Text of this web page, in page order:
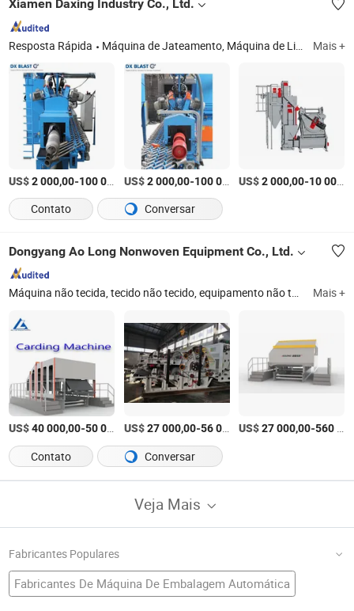
Hidráulico, Parada
para Uso em Oficina e
Fábrica
Xiamen Daxing Industry Co., Ltd.
Resposta Rápida Máquina de Jateamento, Máquina de Limpeza por Jateamento, Máquina de Peening, Abrasivos Metálicos, Peças de Reposição Fundidas, Equipamento de Jateamento com Areia, Turbina de Jateamento, Coletor de Poeira Mais +
US$2 000,00-100 000,00 /Peça
US$2 000,00-100 000,00 /Peça
US$2 000,00-10 000,00
Contato Conversar
Dongyang Ao Long Nonwoven Equipment Co., Ltd.
Máquina não tecida, tecido não tecido, equipamento não tecido, máquina de não tecido de PP, máquina de tecido spunbond, máquina de tecido, não tecido de PP spunbond, não tecido de Al, não tecido Aolong, não tecido Dongyang Mais +
US$40 000,00-50 000,00 /Conjunto
US$27 000,00-56 000,00 /Conjunto
US$27 000,00-560 000,00
Contato Conversar
Veja Mais
Fabricantes Populares
Fabricantes De Máquina De Embalagem Automática